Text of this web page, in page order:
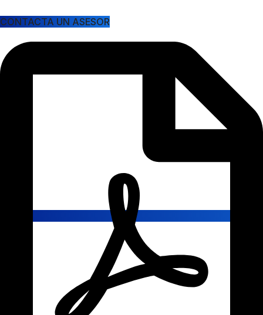
CONTACTA UN ASESOR